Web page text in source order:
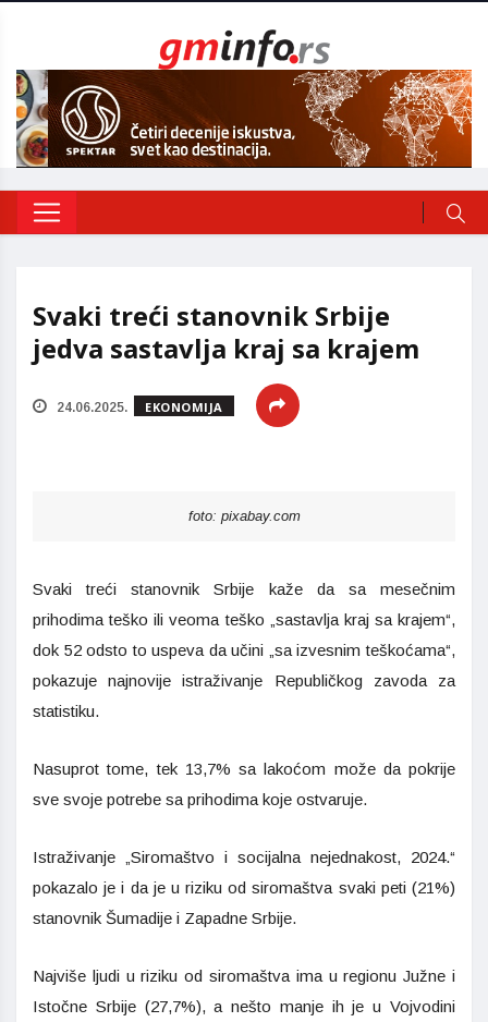
Svaki treći stanovnik Srbije
jedva sastavlja kraj sa krajem
24.06.2025. EKONOMIJA
foto: pixabay.com
Svaki treći stanovnik Srbije kaže da sa mesečnim
prihodima teško ili veoma teško „sastavlja kraj sa krajem“,
dok 52 odsto to uspeva da učini „sa izvesnim teškoćama“,
pokazuje najnovije istraživanje Republičkog zavoda za
statistiku.
Nasuprot tome, tek 13,7% sa lakoćom može da pokrije
sve svoje potrebe sa prihodima koje ostvaruje.
Istraživanje „Siromaštvo i socijalna nejednakost, 2024.“
pokazalo je i da je u riziku od siromaštva svaki peti (21%)
stanovnik Šumadije i Zapadne Srbije.
Najviše ljudi u riziku od siromaštva ima u regionu Južne i
Istočne Srbije (27,7%), a nešto manje ih je u Vojvodini